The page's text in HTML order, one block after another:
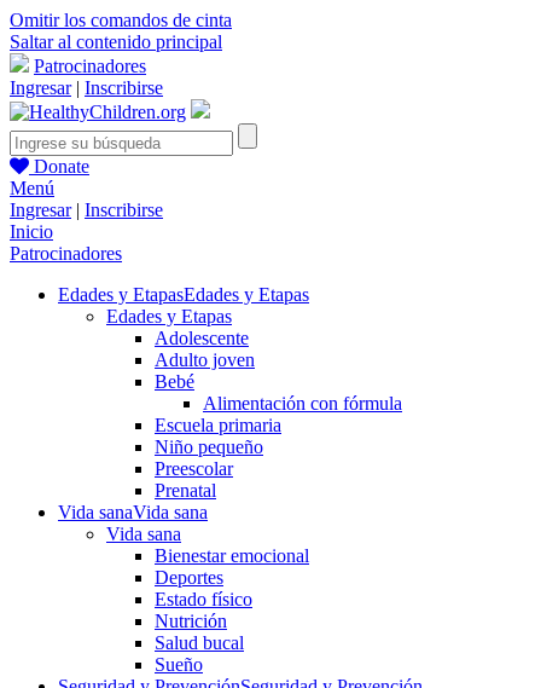
Omitir los comandos de cinta
Saltar al contenido principal
Patrocinadores
Ingresar| Inscribirse
Donate
Menú
Ingresar| Inscribirse
Inicio
Patrocinadores
Edades y EtapasEdades y Etapas
Edades y Etapas
Adolescente
Adulto joven
Bebé
Alimentación con fórmula
Escuela primaria
Niño pequeño
Preescolar
Prenatal
Vida sanaVida sana
Vida sana
Bienestar emocional
Deportes
Estado físico
Nutrición
Salud bucal
Sueño